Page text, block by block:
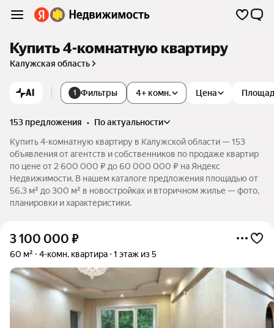
Купить 4-комнатную квартиру
Калужская область
AI 1 Фильтры 4+ комн. Цена
153 предложения •
по актуальности
Купить 4-комнатную квартиру в Калужской области — 153
объявления от агентств и собственников по продаже квартир
по цене от 2 600 000 ₽ до 60 000 000 ₽ на Яндекс
Недвижимости. В нашем каталоге предложения площадью от
56,3 м² до 300 м² в новостройках и вторичном жилье — фото,
планировки и характеристики.
3 100 000 ₽
60 м² 4-комн. квартира 1 этаж из 5